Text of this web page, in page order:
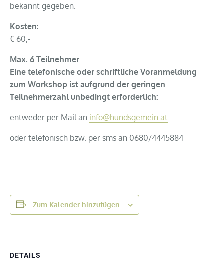
bekannt gegeben.
Kosten:
€ 60,-
Max. 6 Teilnehmer
Eine telefonische oder schriftliche Voranmeldung
zum Workshop ist aufgrund der geringen
Teilnehmerzahl unbedingt erforderlich:
entweder per Mail an info@hundsgemein.at
oder telefonisch bzw. per sms an 0680/4445884
Zum Kalender hinzufügen
DETAILS